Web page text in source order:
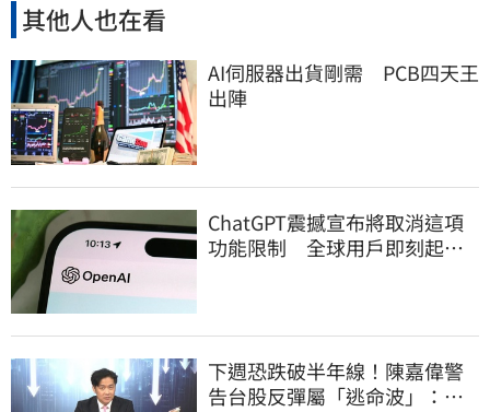
其他人也在看
AI伺服器出貨剛需 PCB四天王
出陣
ChatGPT震撼宣布將取消這項
功能限制 全球用戶即刻起
下週恐跌破半年線！陳嘉偉警
告台股反彈屬「逃命波」：空